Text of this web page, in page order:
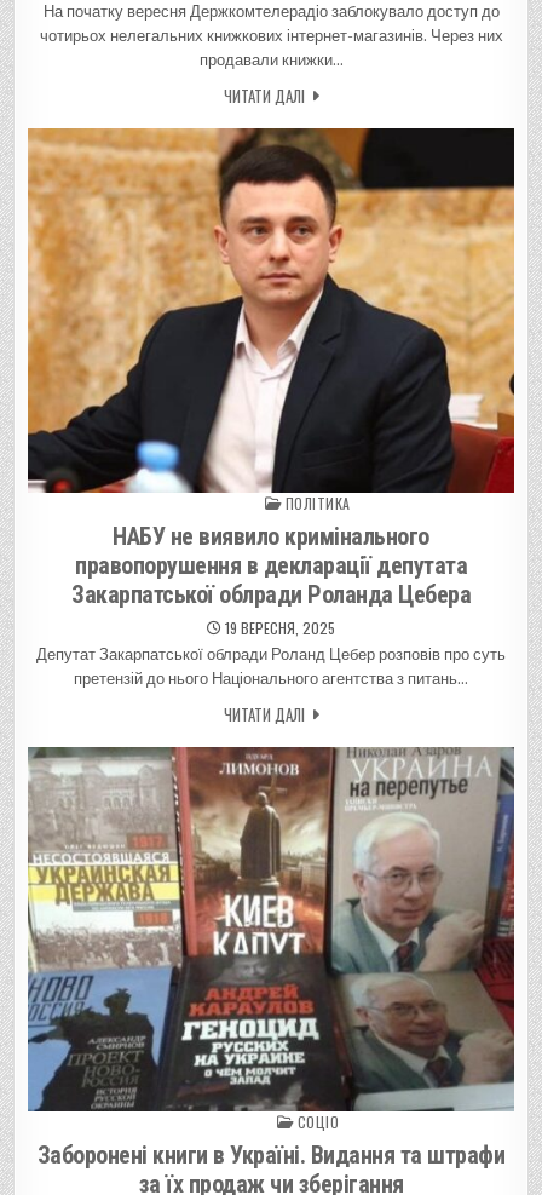
На початку вересня Держкомтелерадіо заблокувало доступ до
чотирьох нелегальних книжкових інтернет-магазинів. Через них
продавали книжки…
ЧИТАТИ ДАЛІ
ПОЛІТИКА
НАБУ не виявило кримінального
правопорушення в декларації депутата
Закарпатської облради Роланда Цебера
19 ВЕРЕСНЯ, 2025
Депутат Закарпатської облради Роланд Цебер розповів про суть
претензій до нього Національного агентства з питань…
ЧИТАТИ ДАЛІ
СОЦІО
Заборонені книги в Україні. Видання та штрафи
за їх продаж чи зберігання